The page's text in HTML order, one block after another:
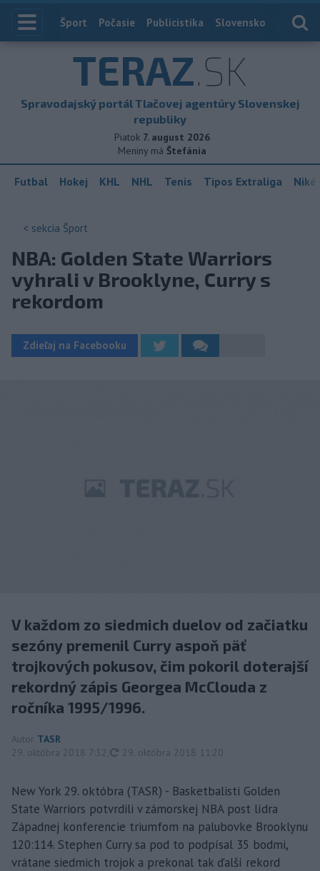
Index
Šport Počasie Publicistika Slovensko
TERAZ.SK
Spravodajský portál Tlačovej agentúry Slovenskej
republiky
Piatok 7. august 2026
Meniny má Štefánia
Futbal Hokej KHL NHL Tenis Tipos Extraliga
< sekcia Šport
NBA: Golden State Warriors
vyhrali v Brooklyne, Curry s
rekordom
Zdieľaj na Facebooku
V každom zo siedmich duelov od začiatku
sezóny premenil Curry aspoň päť
trojkových pokusov, čim pokoril doterajší
rekordný zápis Georgea McClouda z
ročníka 1995/1996.
Autor TASR
29. októbra 2018 7:32
aktualizované
29. októbra 2018 11:20
New York 29. októbra (TASR) - Basketbalisti Golden
State Warriors potvrdili v zámorskej NBA post lídra
Západnej konferencie triumfom na palubovke Brooklynu
120:114. Stephen Curry sa pod to podpísal 35 bodmi,
vrátane siedmich trojok a prekonal tak ďalší rekord